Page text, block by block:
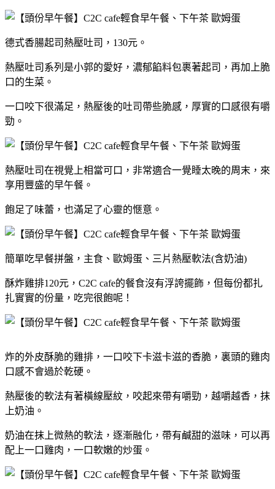
德式香腸起司熱壓吐司，130元。
熱壓吐司系列是小郭的愛好，濃郁餡料包裹著起司，再加上脆
口的生菜。
一口咬下很滿足，熱壓後的吐司帶些脆感，厚實的口感很有嚼
勁。
熱壓吐司在視覺上相當可口，非常適合一覺睡太晚的周末，來
享用豐盛的早午餐。
飽足了味蕾，也滿足了心靈的愜意。
簡單吃早餐拼盤，主食、歐姆蛋、三片熱壓軟法(含奶油)
酥炸雞排120元，C2C cafe的餐食沒有浮誇擺飾，但每份都扎
扎實實的份量，吃完很飽呢！
炸的外皮酥脆的雞排，一口咬下卡滋卡滋的香脆，裏頭的雞肉
口感不會過於乾硬。
熱壓後的軟法有著橫線壓紋，咬起來帶有嚼勁，越嚼越香，抹
上奶油。
奶油在抹上微熱的軟法，逐漸融化，帶有鹹甜的滋味，可以再
配上一口雞肉，一口軟嫩的炒蛋。